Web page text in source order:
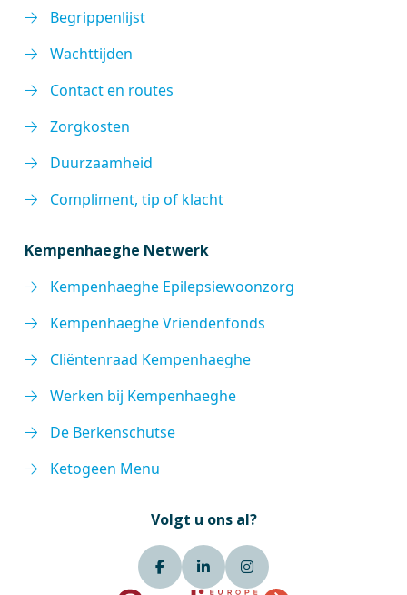
Begrippenlijst
Wachttijden
Contact en routes
Zorgkosten
Duurzaamheid
Compliment, tip of klacht
Kempenhaeghe Netwerk
Kempenhaeghe Epilepsiewoonzorg
Kempenhaeghe Vriendenfonds
Cliëntenraad Kempenhaeghe
Werken bij Kempenhaeghe
De Berkenschutse
Ketogeen Menu
Volgt u ons al?